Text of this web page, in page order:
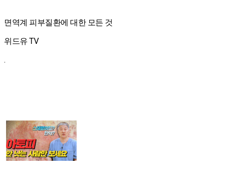
면역계 피부질환에 대한 모든 것
위드유 TV
.